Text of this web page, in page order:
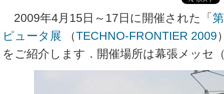
2009年4月15日～17日に開催された「
ピュータ展 （TECHNO-FRONTIER 2009
をご紹介します．開催場所は幕張メッセ